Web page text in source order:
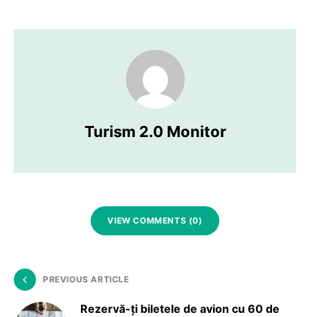
Turism 2.0 Monitor
VIEW COMMENTS (0)
PREVIOUS ARTICLE
Rezervă-ți biletele de avion cu 60 de